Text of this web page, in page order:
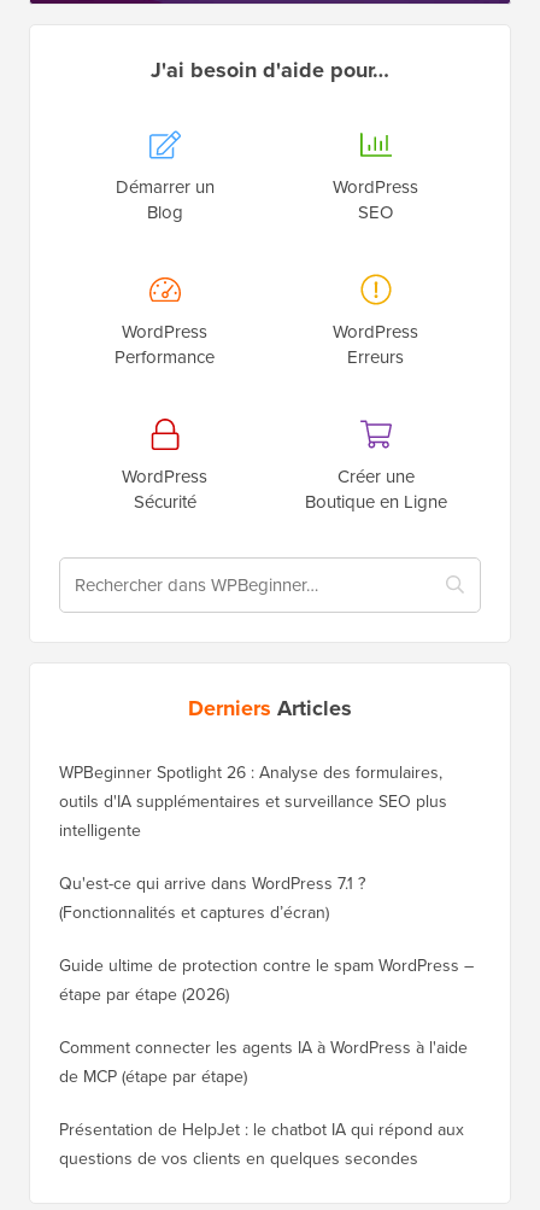
J'ai besoin d'aide pour…
Démarrer un
Blog
WordPress
SEO
WordPress
Performance
WordPress
Erreurs
WordPress
Sécurité
Créer une
Boutique en Ligne
Derniers Articles
WPBeginner Spotlight 26 : Analyse des formulaires,
outils d'IA supplémentaires et surveillance SEO plus
intelligente
Qu'est-ce qui arrive dans WordPress 7.1 ?
(Fonctionnalités et captures d’écran)
Guide ultime de protection contre le spam WordPress –
étape par étape (2026)
Comment connecter les agents IA à WordPress à l'aide
de MCP (étape par étape)
Présentation de HelpJet : le chatbot IA qui répond aux
questions de vos clients en quelques secondes